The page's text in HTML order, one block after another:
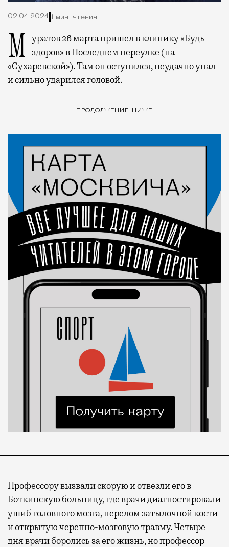
02.04.2024 1 мин. чтения
Муратов 26 марта пришел в клинику «Будь
здоров» в Последнем переулке (на
«Сухаревской»). Там он оступился, неудачно упал
и сильно ударился головой.
ПРОДОЛЖЕНИЕ НИЖЕ
Профессору вызвали скорую и отвезли его в
Боткинскую больницу, где врачи диагностировали
ушиб головного мозга, перелом затылочной кости
и открытую черепно-мозговую травму. Четыре
дня врачи боролись за его жизнь, но профессор